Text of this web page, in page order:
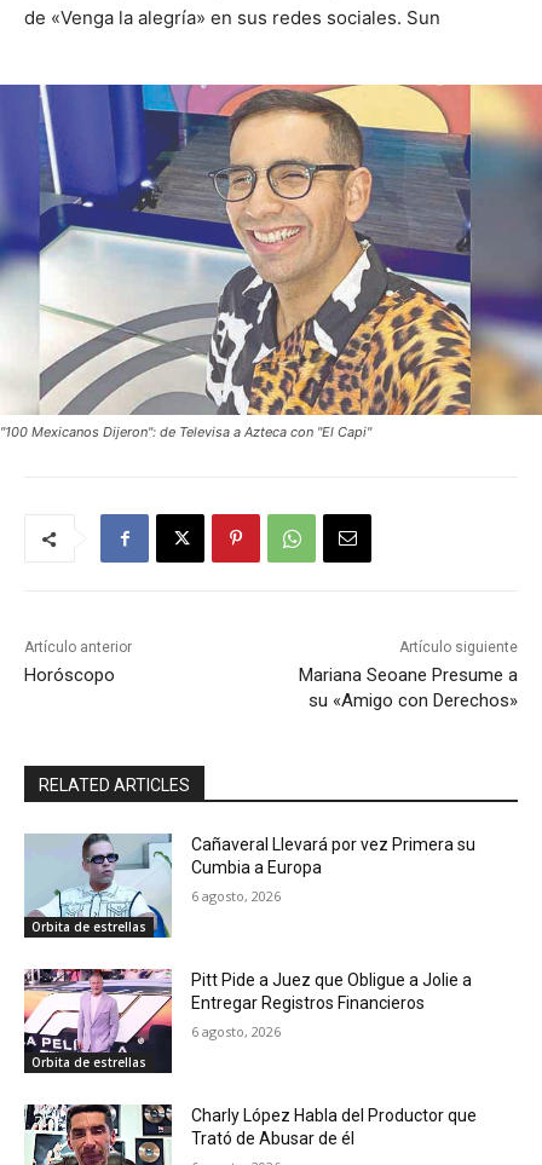
de «Venga la alegría» en sus redes sociales. Sun
"100 Mexicanos Dijeron": de Televisa a Azteca con "El Capi"
Artículo anterior
Horóscopo
Artículo siguiente
Mariana Seoane Presume a
su «Amigo con Derechos»
RELATED ARTICLES
Orbita de estrellas
Cañaveral Llevará por vez Primera su
Cumbia a Europa
6 agosto, 2026
Orbita de estrellas
Pitt Pide a Juez que Obligue a Jolie a
Entregar Registros Financieros
6 agosto, 2026
Charly López Habla del Productor que
Trató de Abusar de él